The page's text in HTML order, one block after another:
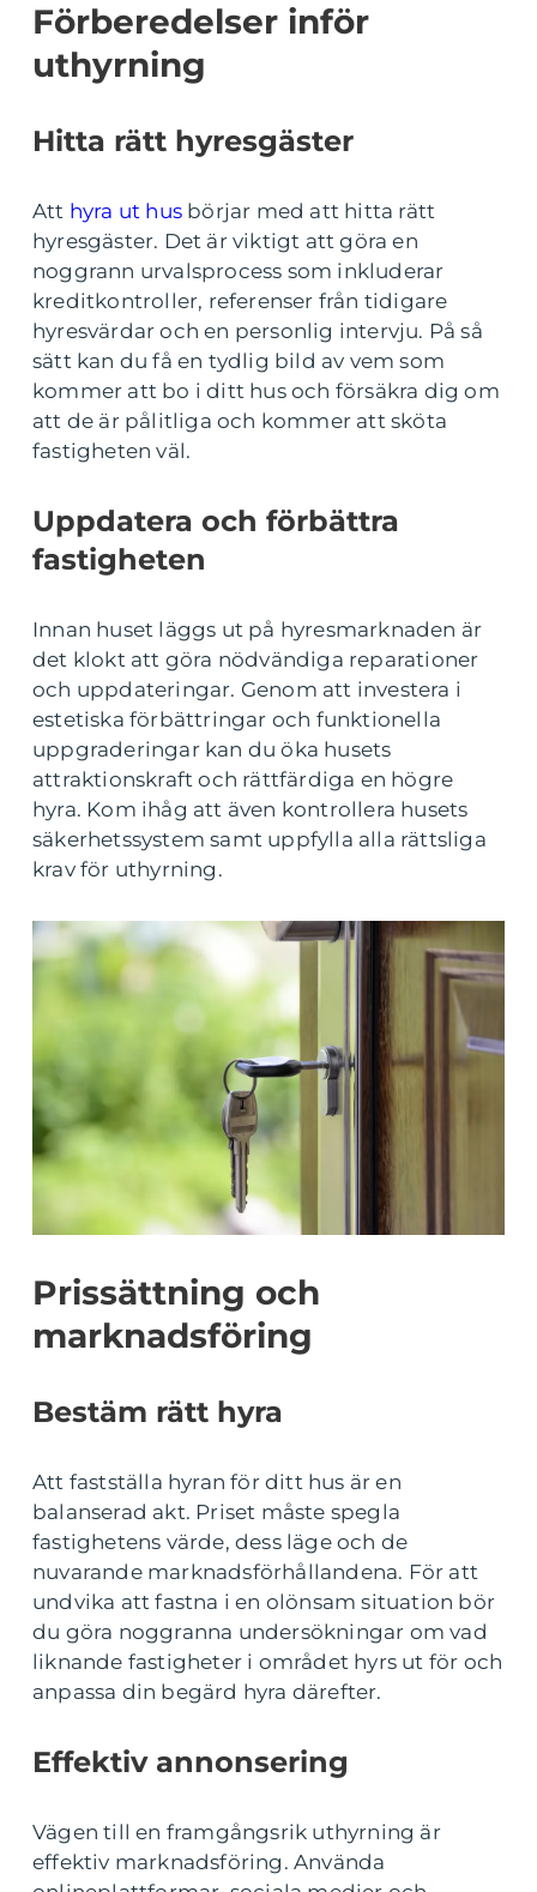
Förberedelser inför
uthyrning
Hitta rätt hyresgäster
Att hyra ut hus börjar med att hitta rätt
hyresgäster. Det är viktigt att göra en
noggrann urvalsprocess som inkluderar
kreditkontroller, referenser från tidigare
hyresvärdar och en personlig intervju. På så
sätt kan du få en tydlig bild av vem som
kommer att bo i ditt hus och försäkra dig om
att de är pålitliga och kommer att sköta
fastigheten väl.
Uppdatera och förbättra
fastigheten
Innan huset läggs ut på hyresmarknaden är
det klokt att göra nödvändiga reparationer
och uppdateringar. Genom att investera i
estetiska förbättringar och funktionella
uppgraderingar kan du öka husets
attraktionskraft och rättfärdiga en högre
hyra. Kom ihåg att även kontrollera husets
säkerhetssystem samt uppfylla alla rättsliga
krav för uthyrning.
Prissättning och
marknadsföring
Bestäm rätt hyra
Att fastställa hyran för ditt hus är en
balanserad akt. Priset måste spegla
fastighetens värde, dess läge och de
nuvarande marknadsförhållandena. För att
undvika att fastna i en olönsam situation bör
du göra noggranna undersökningar om vad
liknande fastigheter i området hyrs ut för och
anpassa din begärd hyra därefter.
Effektiv annonsering
Vägen till en framgångsrik uthyrning är
effektiv marknadsföring. Använda